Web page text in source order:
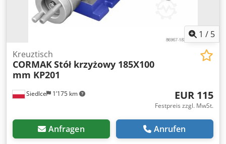
1 / 5
Siedlce 1’175 km
Kreuztisch
CORMAKStół krzyżowy 185X100
mm KP201
EUR 115
Festpreis zzgl. MwSt.
Anfragen Anrufen